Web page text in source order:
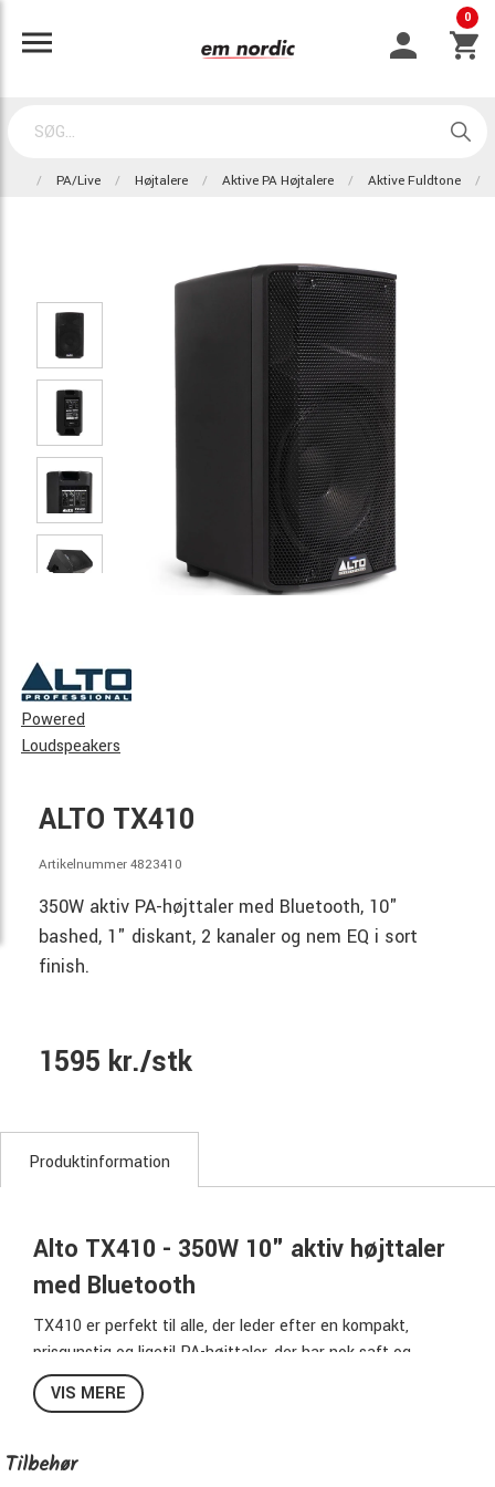
0
PA/Live Højtalere Aktive PA Højtalere Aktive Fuldtone
Powered
Loudspeakers
ALTO TX410
Artikelnummer 4823410
350W aktiv PA-højttaler med Bluetooth, 10"
bashed, 1" diskant, 2 kanaler og nem EQ i sort
finish.
1595 kr./stk
Produktinformation
Alto TX410 - 350W 10" aktiv højttaler
med Bluetooth
TX410 er perfekt til alle, der leder efter en kompakt,
prisgunstig og ligetil PA-højttaler, der har nok saft og
slagkraft til at fylde rummet med robust lyd. TX410 er et
sonisk bæst pakket ind i en elegant pakke, der er ideel til at
eller mellemstore spillesteder. Denne højttaler kan levere
VIS MERE
Tilbehør